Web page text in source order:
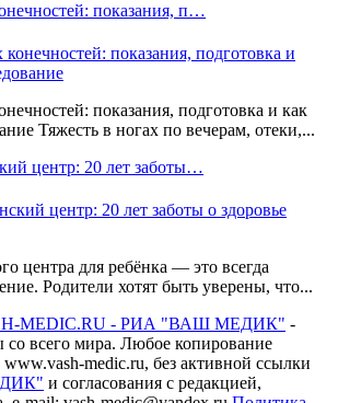
показания, п…
показания, подготовка и как
Тяжесть в ногах по вечерам, отеки,...
центр: 20 лет заботы…
центра для ребёнка — это всегда
Родители хотят быть уверены, что...
MEDIC.RU - РИА "ВАШ МЕДИК" -
всего мира. Любое копирование
www.vash-medic.ru, без активной ссылки
и согласования с редакцией,